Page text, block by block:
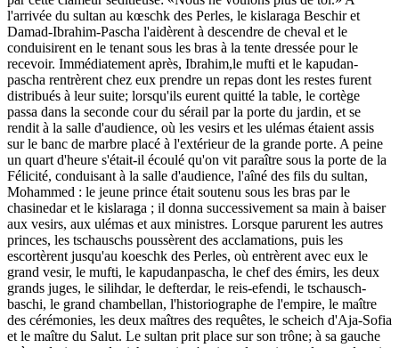
l'arrivée du sultan au kœschk des Perles, le kislaraga Beschir et
Damad-Ibrahim-Pascha l'aidèrent à descendre de cheval et le
conduisirent en le tenant sous les bras à la tente dressée pour le
recevoir. Immédiatement après, Ibrahim,le mufti et le kapudan-
pascha rentrèrent chez eux prendre un repas dont les restes furent
distribués à leur suite; lorsqu'ils eurent quitté la table, le cortège
passa dans la seconde cour du sérail par la porte du jardin, et se
rendit à la salle d'audience, où les vesirs et les ulémas étaient assis
sur le banc de marbre placé à l'extérieur de la grande porte. A peine
un quart d'heure s'était-il écoulé qu'on vit paraître sous la porte de la
Félicité, conduisant à la salle d'audience, l'aîné des fils du sultan,
Mohammed : le jeune prince était soutenu sous les bras par le
chasinedar et le kislaraga ; il donna successivement sa main à baiser
aux vesirs, aux ulémas et aux ministres. Lorsque parurent les autres
princes, les tschauschs poussèrent des acclamations, puis les
escortèrent jusqu'au koeschk des Perles, où entrèrent avec eux le
grand vesir, le mufti, le kapudanpascha, le chef des émirs, les deux
grands juges, le silihdar, le defterdar, le reis-efendi, le tschausch-
baschi, le grand chambellan, l'historiographe de l'empire, le maître
des cérémonies, les deux maîtres des requêtes, le scheich d'Aja-Sofia
et le maître du Salut. Le sultan prit place sur son trône; à sa gauche